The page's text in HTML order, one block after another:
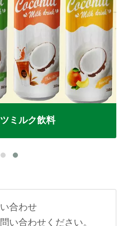
ミルク飲料
合わせ
い合わせください。